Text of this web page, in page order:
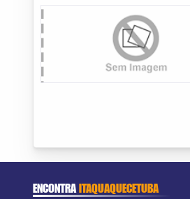
ENCONTRAITAQUAQUECETUBA